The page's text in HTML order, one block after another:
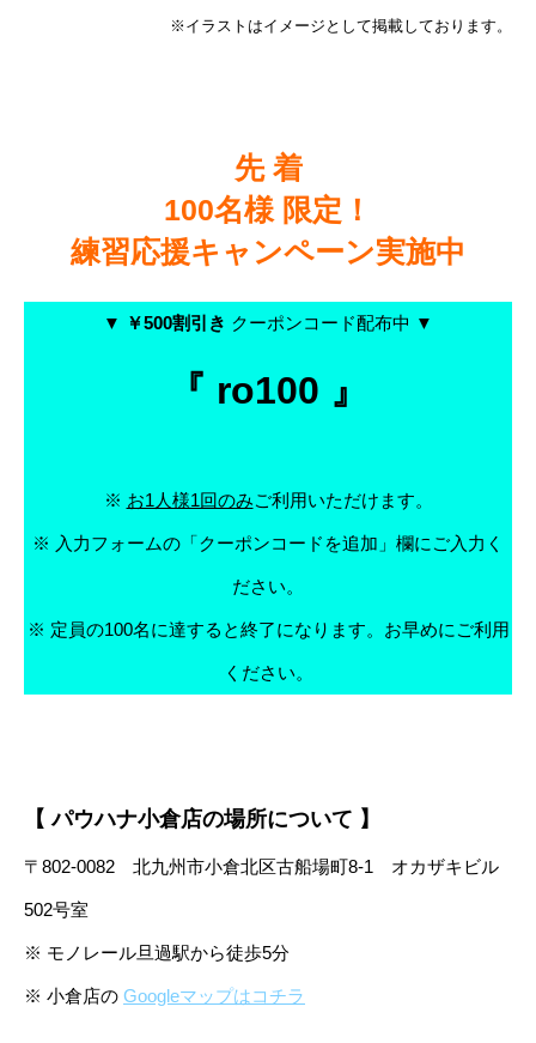
※イラストはイメージとして掲載しております。
先 着
100名様 限定！
練習応援キャンペーン実施中
▼ ￥500割引き クーポンコード配布中 ▼
『 ro100 』
※ お1人様1回のみご利用いただけます。
※ 入力フォームの「クーポンコードを追加」欄にご入力く
ださい。
※ 定員の100名に達すると終了になります。お早めにご利用
ください。
【 パウハナ小倉店の場所について 】
〒802-0082 北九州市小倉北区古船場町8-1 オカザキビル
502号室
※ モノレール旦過駅から徒歩5分
※ 小倉店の Googleマップはコチラ